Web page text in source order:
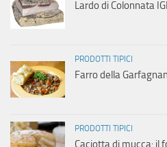
Lardo di Colonnata
PRODOTTI TIPICI
Farro della
PRODOTTI TIPICI
Caciotta di mucca: il